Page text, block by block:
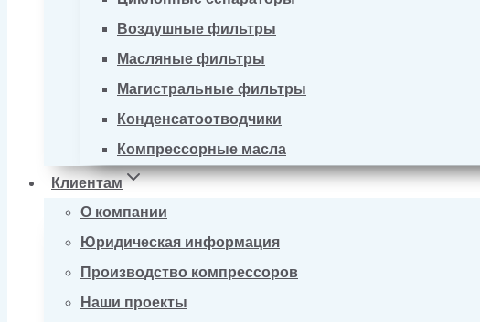
Воздушные фильтры
Масляные фильтры
Магистральные фильтры
Конденсатоотводчики
Компрессорные масла
Клиентам
О компании
Юридическая информация
Производство компрессоров
Наши проекты